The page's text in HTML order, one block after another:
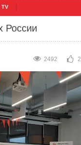
TV
России
2492 2